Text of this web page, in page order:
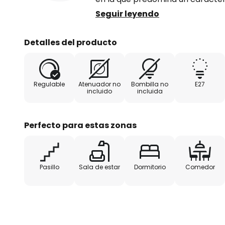
portalámparas E27, el aplique
bajo consumo.
Seguir leyendo
Detalles del producto
Regulable
Atenuador no
incluido
Bombilla no
incluida
E27
Perfecto para estas zonas
Pasillo Sala de estar Dormitorio Comedor